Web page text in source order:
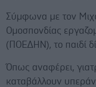
Σύμφωνα με τον
Ομοσπονδίας
(ΠΟΕΔΗΝ), το παιδί
Όπως αναφέρει,
καταβάλλουν